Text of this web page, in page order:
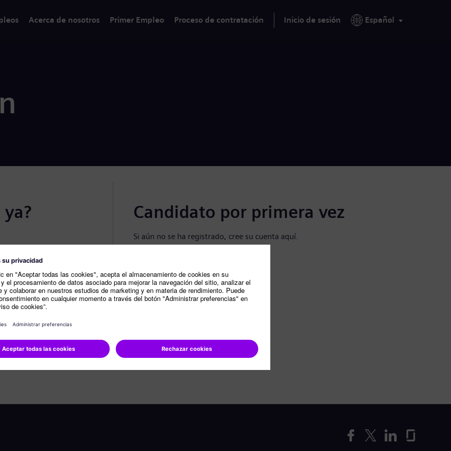
Acerca de nosotros Primer Empleo Proceso de contratación Inicio de sesión Español
Candidato por primera vez
Si aún no se ha registrado, cree su cuenta aquí.